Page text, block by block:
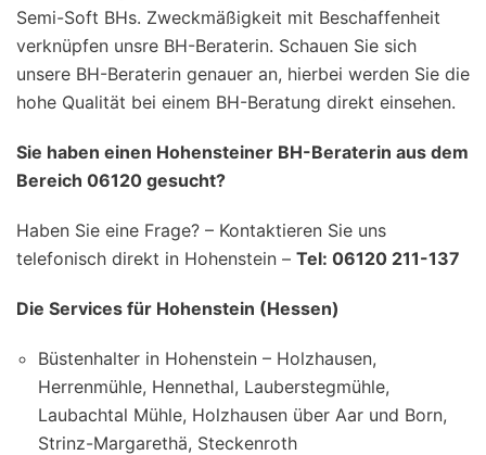
Semi-Soft BHs. Zweckmäßigkeit mit Beschaffenheit
verknüpfen unsre BH-Beraterin. Schauen Sie sich
unsere BH-Beraterin genauer an, hierbei werden Sie die
hohe Qualität bei einem BH-Beratung direkt einsehen.
Sie haben einen Hohensteiner BH-Beraterin aus dem
Bereich 06120 gesucht?
Haben Sie eine Frage? – Kontaktieren Sie uns
telefonisch direkt in Hohenstein – Tel: 06120 211-137
Die Services für Hohenstein (Hessen)
Büstenhalter in Hohenstein – Holzhausen,
Herrenmühle, Hennethal, Lauberstegmühle,
Laubachtal Mühle, Holzhausen über Aar und Born,
Strinz-Margarethä, Steckenroth